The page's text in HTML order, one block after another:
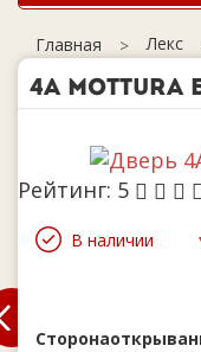
Главная
Лекс
4А Mottura
Рейтинг: 5
В наличии
Сторона